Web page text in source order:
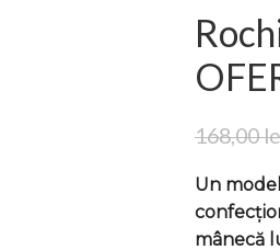
168,00
Un
mânecă